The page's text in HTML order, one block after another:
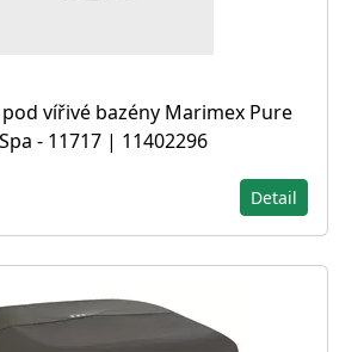
vířivé bazény Marimex Pure
Spa - 11717 | 11402296
Detail